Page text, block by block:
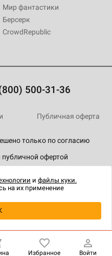
наличии
Мир фантастики
Берсерк
CrowdRepublic
500-31-36
только по согласию
офертой
Публичная оферта
Избранное Войти
и файлы куки.
на их применение